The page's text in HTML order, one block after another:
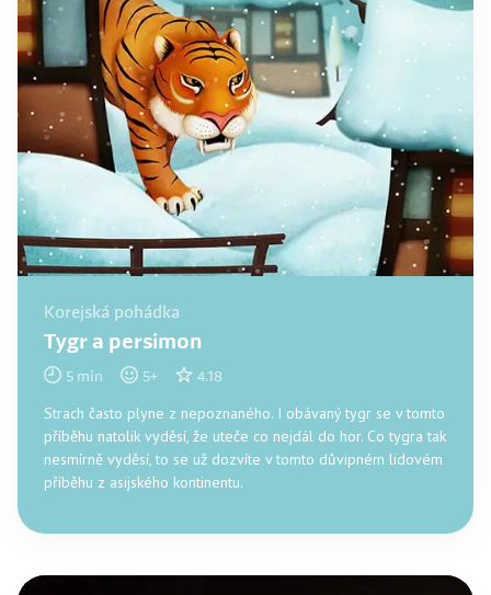
Korejská pohádka
Tygr a persimon
5 min 5+ 4.18
Strach často plyne z nepoznaného. I obávaný tygr se v tomto
příběhu natolik vyděsí, že uteče co nejdál do hor. Co tygra tak
nesmírně vyděsí, to se už dozvíte v tomto důvipném lidovém
příběhu z asijského kontinentu.